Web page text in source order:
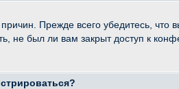
Прежде всего убедитесь,
не был ли вам закрыт доступ к